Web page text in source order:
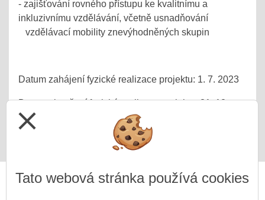
- zajišťování rovného přístupu ke kvalitnímu a
inkluzivnímu vzdělávání, včetně usnadňování
vzdělávací mobility znevýhodněných skupin
Datum zahájení fyzické realizace projektu: 1. 7. 2023
Datum ukončení fyzické realizace projektu: 31. 12.
2025
close
Tato webová stránka používá cookies